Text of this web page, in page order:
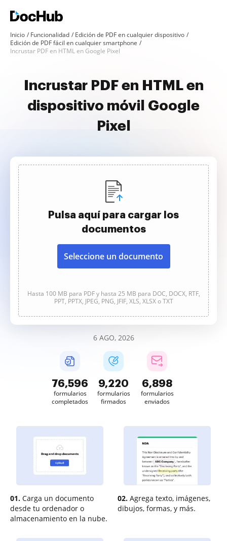
Inicio Funcionalidad
Edición de PDF en cualquier dispositivo
Edición de PDF fácil en cualquier smartphone
Incrustar PDF en HTML en Google Pixel
Incrustar PDF en HTML en
dispositivo móvil Google
Pixel
Pulsa aquí para cargar los
documentos
Seleccione un documento
Hasta 100 MB para PDF y hasta 25 MB para DOC, DOCX, RTF,
PPT, PPTX, JPEG, PNG, JFIF, XLS, XLSX o TXT
6 AGO, 2026
76,596
formularios
completados
9,220
formularios
firmados
6,898
formularios
enviados
01. Carga un documento
desde tu ordenador o
almacenamiento en la nube.
02. Agrega texto, imágenes,
dibujos, formas, y más.